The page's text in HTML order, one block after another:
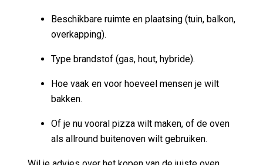
Beschikbare ruimte en plaatsing (tuin, balkon,
overkapping).
Type brandstof (gas, hout, hybride).
Hoe vaak en voor hoeveel mensen je wilt
bakken.
Of je nu vooral pizza wilt maken, of de oven
als allround buitenoven wilt gebruiken.